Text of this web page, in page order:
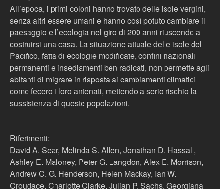
All’epoca, i primi coloni hanno trovato delle isole vergini,
senza altri essere umani e hanno così potuto cambiare il
paesaggio e l’ecologia nel giro di 200 anni riuscendo a
costruirsi una casa. La situazione attuale delle isole del
Pacifico, fatta di ecologie modificate, confini nazionali
permanenti e insediamenti ben radicati, non permette agli
abitanti di migrare in risposta ai cambiamenti climatici
come fecero i loro antenati, mettendo a serio rischio la
sussistenza di queste popolazioni.
Riferimenti:
David A. Sear, Melinda S. Allen, Jonathan D. Hassall,
Ashley E. Maloney, Peter G. Langdon, Alex E. Morrison,
Andrew C. G. Henderson, Helen Mackay, Ian W.
Croudace, Charlotte Clarke, Julian P. Sachs, Georgiana